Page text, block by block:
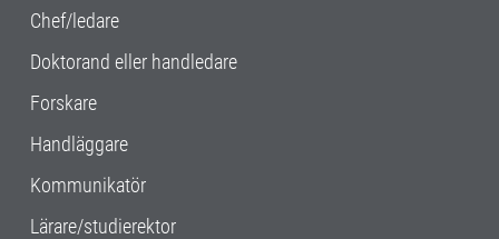
Chef/ledare
Doktorand eller handledare
Forskare
Handläggare
Kommunikatör
Lärare/studierektor